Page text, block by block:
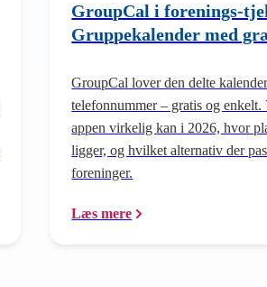
GroupCal i forenings-
Gruppekalender med
GroupCal lover den delte
telefonnummer – gratis og enkelt.
appen virkelig kan i 2026, hvor
ligger, og hvilket alternativ der
foreninger.
Læs mere